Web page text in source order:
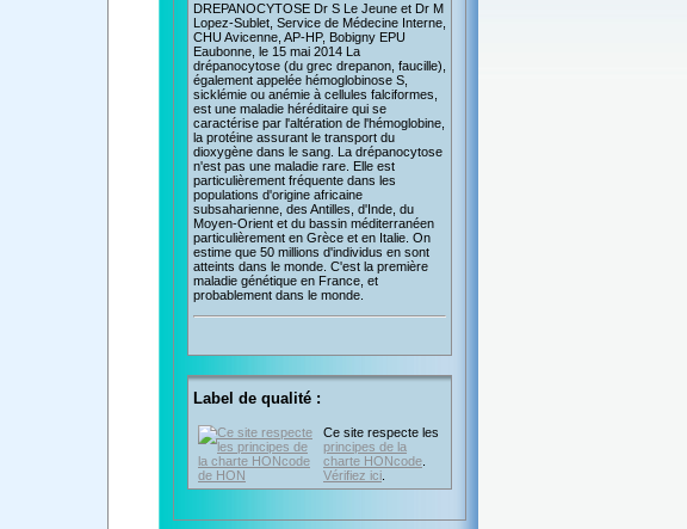
DREPANOCYTOSE Dr S Le Jeune et Dr M
Lopez-Sublet, Service de Médecine Interne,
CHU Avicenne, AP-HP, Bobigny EPU
Eaubonne, le 15 mai 2014 La
drépanocytose (du grec drepanon, faucille),
également appelée hémoglobinose S,
sicklémie ou anémie à cellules falciformes,
est une maladie héréditaire qui se
caractérise par l'altération de l'hémoglobine,
la protéine assurant le transport du
dioxygène dans le sang. La drépanocytose
n'est pas une maladie rare. Elle est
particulièrement fréquente dans les
populations d'origine africaine
subsaharienne, des Antilles, d'Inde, du
Moyen-Orient et du bassin méditerranéen
particulièrement en Grèce et en Italie. On
estime que 50 millions d'individus en sont
atteints dans le monde. C'est la première
maladie génétique en France, et
probablement dans le monde.
Label de qualité :
Ce site respecte les
principes de la
charte HONcode
Vérifiez ici